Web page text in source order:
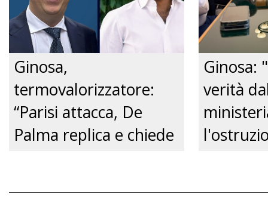
Ginosa,
termovalorizzatore:
“Parisi attacca, De
Palma replica e chiede
Ginosa:
verità